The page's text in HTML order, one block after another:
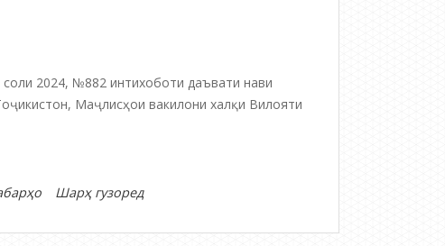
2024, №882 интихоботи даъвати нави
Маҷлисҳои вакилони халқи Вилояти
Шарҳ гузореддар
ИТТИЛООТӢ